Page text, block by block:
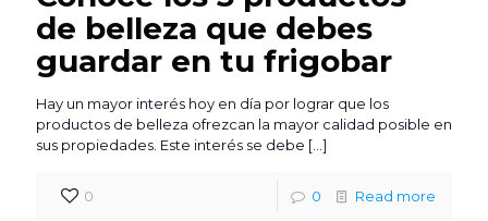
de belleza que debes
guardar en tu frigobar
Hay un mayor interés hoy en día por lograr que los
productos de belleza ofrezcan la mayor calidad posible en
sus propiedades. Este interés se debe […]
0 0 Read more